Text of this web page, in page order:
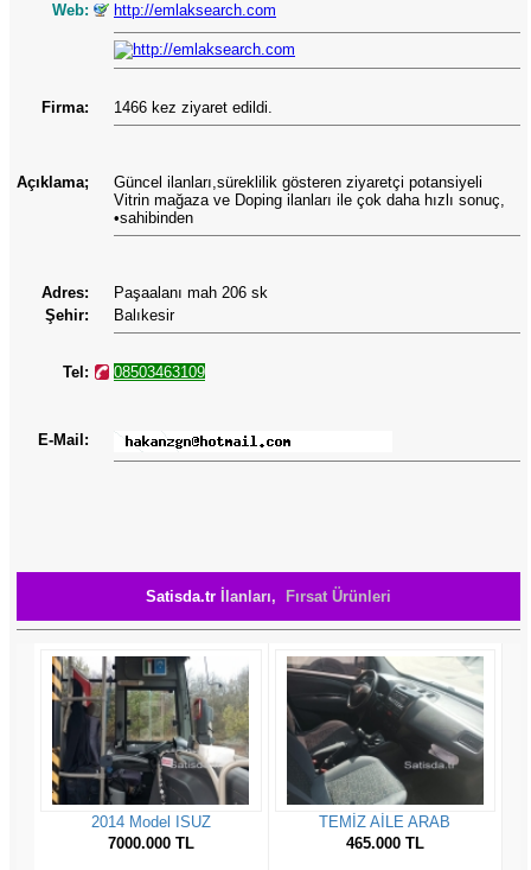
Web: http://emlaksearch.com
Firma: 1466 kez ziyaret edildi.
Açıklama;
Güncel ilanları,süreklilik gösteren ziyaretçi potansiyeli
Vitrin mağaza ve Doping ilanları ile çok daha hızlı sonuç,
•sahibinden
Adres:
Paşaalanı mah 206 sk
Şehir:
Balıkesir
Tel: 08503463109
E-Mail:
Satisda.tr İlanları, Fırsat Ürünleri